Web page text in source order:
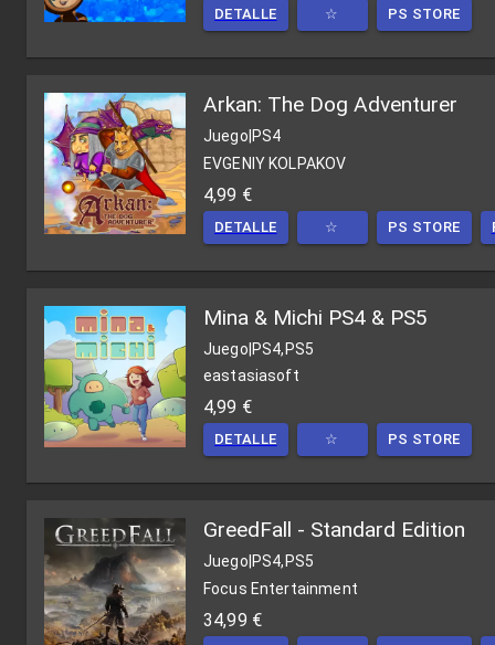
DETALLE ☆ PS STORE
Arkan: The Dog Adventurer
Juego PS4
EVGENIY KOLPAKOV
4,99 €
DETALLE ☆ PS STORE
Mina & Michi PS4 & PS5
Juego|PS4,PS5
eastasiasoft
4,99 €
DETALLE ☆ PS STORE
GreedFall - Standard Edition
Juego PS4,PS5
Focus Entertainment
34,99 €